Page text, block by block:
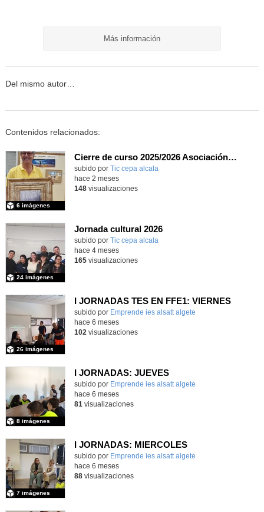
Más información
Del mismo autor…
Contenidos relacionados:
Cierre de curso 2025/2026 Asociación cultural Don Juan I
subido por Tic cepa alcala
6 imágenes
hace 2 meses
148visualizaciones
Jornada cultural 2026
subido por Tic cepa alcala
24 imágenes
hace 4 meses
165visualizaciones
I JORNADAS TES EN FFE1: VIERNES
Contenido educativo.
subido por Emprende ies alsatt algete
26 imágenes
hace 6 meses
102 visualizaciones
I JORNADAS: JUEVES
Contenido educativo.
subido por Emprende ies alsatt algete
8 imágenes
hace 6 meses
81 visualizaciones
I JORNADAS: MIERCOLES
Contenido educativo.
subido por Emprende ies alsatt algete
7 imágenes
hace 6 meses
88visualizaciones